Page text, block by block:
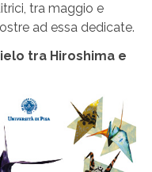
tra maggio e
ad essa dedicate.
tra Hiroshima e